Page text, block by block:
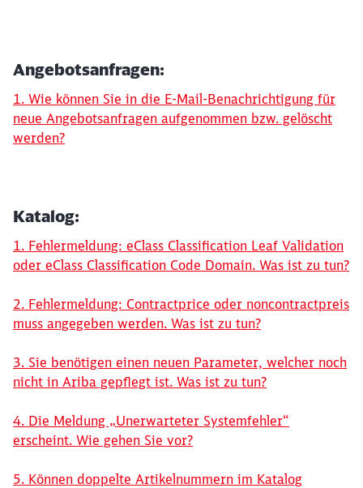
Angebotsanfragen:
1. Wie können Sie in die E-Mail-Benachrichtigung für
neue Angebotsanfragen aufgenommen bzw. gelöscht
werden?
Katalog:
1. Fehlermeldung: eClass Classification Leaf Validation
oder eClass Classification Code Domain. Was ist zu tun?
2. Fehlermeldung: Contractprice oder noncontractpreis
muss angegeben werden. Was ist zu tun?
3. Sie benötigen einen neuen Parameter, welcher noch
nicht in Ariba gepflegt ist. Was ist zu tun?
4. Die Meldung „Unerwarteter Systemfehler“
erscheint. Wie gehen Sie vor?
5. Können doppelte Artikelnummern im Katalog